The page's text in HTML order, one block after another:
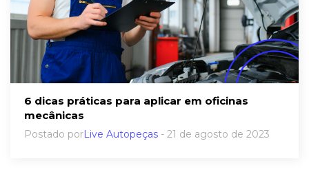
6 dicas práticas para aplicar em oficinas
mecânicas
Postado porLive Autopeças - 21 de agosto de 2023